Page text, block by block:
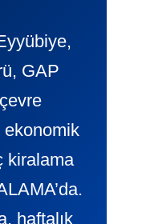
GAP
ekonomik
kiralama
haftalık